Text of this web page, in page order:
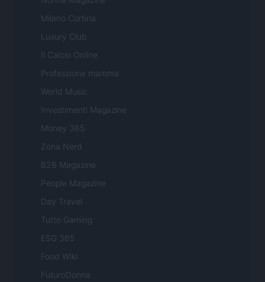
Milano Cortina
Luxury Club
Il Calcio Online
Professione mamma
World Music
Investimenti Magazine
Money 365
Zona Nerd
B2B Magazine
People Magazine
Day Travel
Tutto Gaming
ESG 365
Food Wiki
FuturoDonna